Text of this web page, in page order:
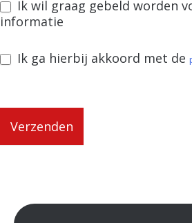
Ik wil graag gebeld worden
informatie
Ik ga hierbij akkoord met de
Verzenden